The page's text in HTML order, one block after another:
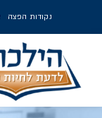
נקודות הפצה